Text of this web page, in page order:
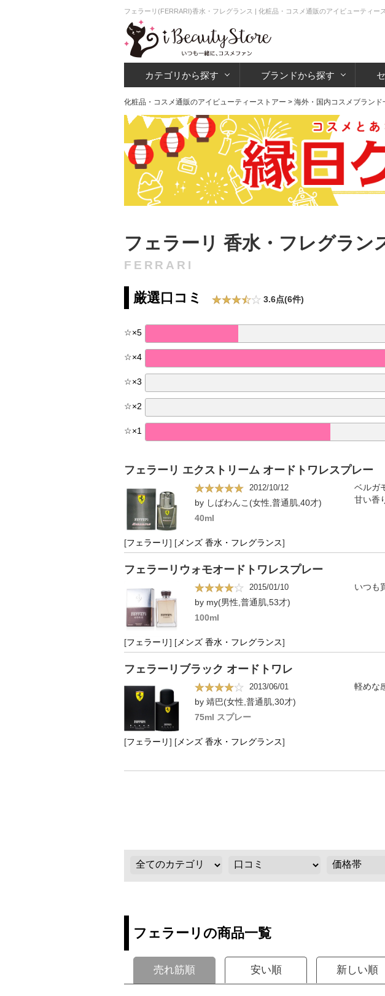
フェラーリ(FERRARI)香水・フレグランス | 化粧品・コスメ通販のアイビューティー
カテゴリから探す ブランドから探す
化粧品・コスメ通販のアイビューティーストアー > 海外・国内コスメブランド
フェラーリ 香水・フレグラン
FERRARI
厳選口コミ 3.6点(6件)
☆×5
☆×4
☆×3
☆×2
☆×1
フェラーリ エクストリーム オードトワレスプレー
2012/10/12
by しばわんこ(女性,普通肌,40才)
40ml
ベルガ
甘い香
[フェラーリ ] [ メンズ 香水・フレグランス]
フェラーリウォモオードトワレスプレー
2015/01/10
by my(男性,普通肌,53才)
100ml
いつも
[フェラーリ ] [ メンズ 香水・フレグランス]
フェラーリブラック オードトワレ
2013/06/01
by 靖巴(女性,普通肌,30才)
75ml スプレー
軽めな
[フェラーリ ] [ メンズ 香水・フレグランス]
フェラーリの商品一覧
売れ筋順 安い順 新しい順